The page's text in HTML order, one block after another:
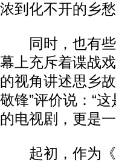
浓到化不开的乡
同时，也有些
幕上充斥着谍战
的视角讲述思乡
敬锋”评价说：“
的电视剧，更是
起初，作为《